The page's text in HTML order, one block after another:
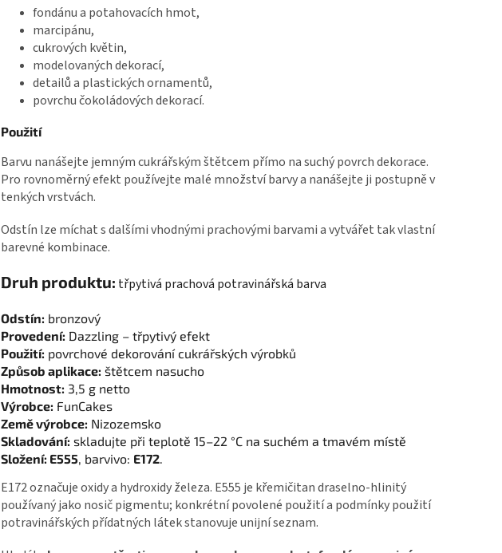
fondánu a potahovacích hmot,
marcipánu,
cukrových květin,
modelovaných dekorací,
detailů a plastických ornamentů,
povrchu čokoládových dekorací.
Použití
Barvu nanášejte jemným cukrářským štětcem přímo na suchý povrch dekorace.
Pro rovnoměrný efekt používejte malé množství barvy a nanášejte ji postupně v
tenkých vrstvách.
Odstín lze míchat s dalšími vhodnými prachovými barvami a vytvářet tak vlastní
barevné kombinace.
Druh produktu: třpytivá prachová potravinářská barva
Odstín: bronzový
Provedení: Dazzling – třpytivý efekt
Použití: povrchové dekorování cukrářských výrobků
Způsob aplikace: štětcem nasucho
Hmotnost: 3,5 g netto
Výrobce: FunCakes
Země výrobce: Nizozemsko
Skladování: skladujte při teplotě 15–22 °C na suchém a tmavém místě
Složení: E555 , barvivo: E172
E172 označuje oxidy a hydroxidy železa. E555 je křemičitan draselno-hlinitý
používaný jako nosič pigmentu; konkrétní povolené použití a podmínky použití
potravinářských přídatných látek stanovuje unijní seznam.